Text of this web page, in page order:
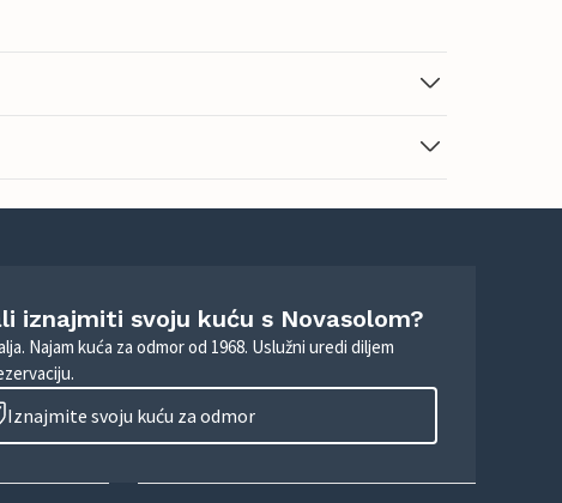
iznajmiti svoju kuću s Novasolom?
Najam kuća za odmor od 1968. Uslužni uredi diljem
Iznajmite svoju kuću za odmor